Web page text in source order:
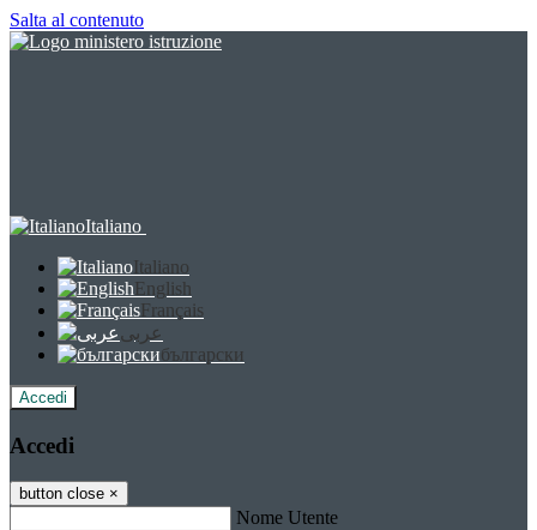
Salta al contenuto
Italiano
Italiano
English
Français
عربى
български
Accedi
Accedi
button close ×
Nome Utente